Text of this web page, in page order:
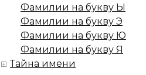
Фамилии на букву Ы
Фамилии на букву Э
Фамилии на букву Ю
Фамилии на букву Я
Тайна имени